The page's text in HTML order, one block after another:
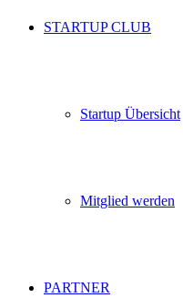
STARTUP CLUB
Startup Übersicht
Mitglied werden
PARTNER